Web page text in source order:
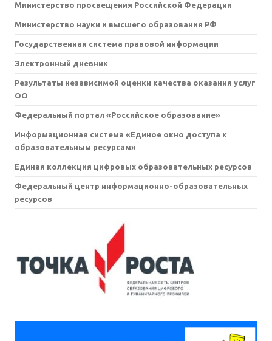
Министерство просвещения Российской Федерации
Министерство науки и высшего образования РФ
Государственная система правовой информации
Электронный дневник
Результаты независимой оценки качества оказания услуг
ОО
Федеральный портал «Российское образование»
Информационная система «Единое окно доступа к
образовательным ресурсам»
Единая коллекция цифровых образовательных ресурсов
Федеральный центр информационно-образовательных
ресурсов